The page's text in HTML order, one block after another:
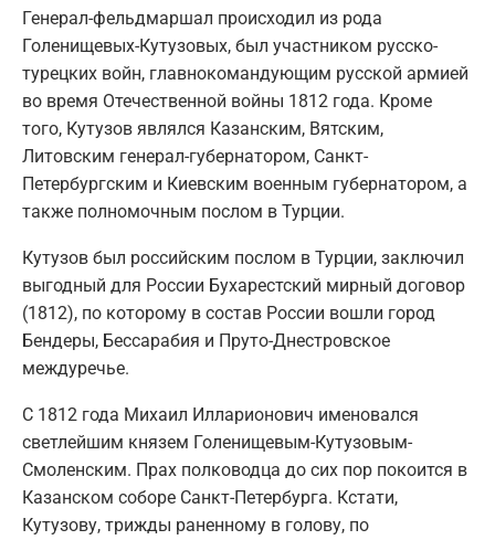
Генерал-фельдмаршал происходил из рода
Голенищевых-Кутузовых, был участником русско-
турецких войн, главнокомандующим русской армией
во время Отечественной войны 1812 года. Кроме
того, Кутузов являлся Казанским, Вятским,
Литовским генерал-губернатором, Санкт-
Петербургским и Киевским военным губернатором, а
также полномочным послом в Турции.
Кутузов был российским послом в Турции, заключил
выгодный для России Бухарестский мирный договор
(1812), по которому в состав России вошли город
Бендеры, Бессарабия и Пруто-Днестровское
междуречье.
С 1812 года Михаил Илларионович именовался
светлейшим князем Голенищевым-Кутузовым-
Смоленским. Прах полководца до сих пор покоится в
Казанском соборе Санкт-Петербурга. Кстати,
Кутузову, трижды раненному в голову, по